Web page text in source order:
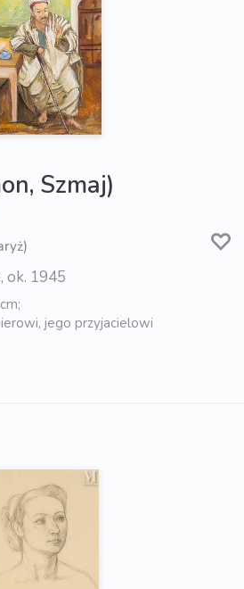
Szmaj)
ok. 1945
jego przyjacielowi